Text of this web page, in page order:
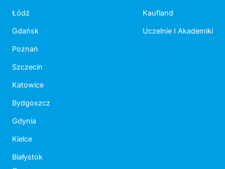
Łódź
Gdańsk
Poznań
Szczecin
Katowice
Bydgoszcz
Gdynia
Kielce
Białystok
Kaufland
Uczelnie I Akademiki